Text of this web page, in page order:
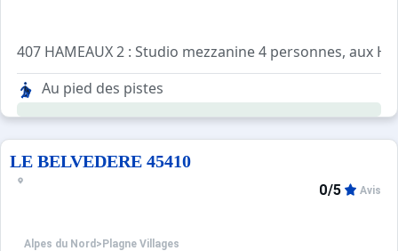
407 HAMEAUX 2 : Studio mezzanine 4 personnes, aux
- Kitchenette avec 2 plaques
- Séjour avec 1 lit gigogne. TV
- Salle de bains avec lavabo baignoire et WC
- Mezzanine avec 2 lits simples
Au pied des pistes
LE BELVEDERE 45410
Alpes du Nord > Plagne Villages
0/5 Avis